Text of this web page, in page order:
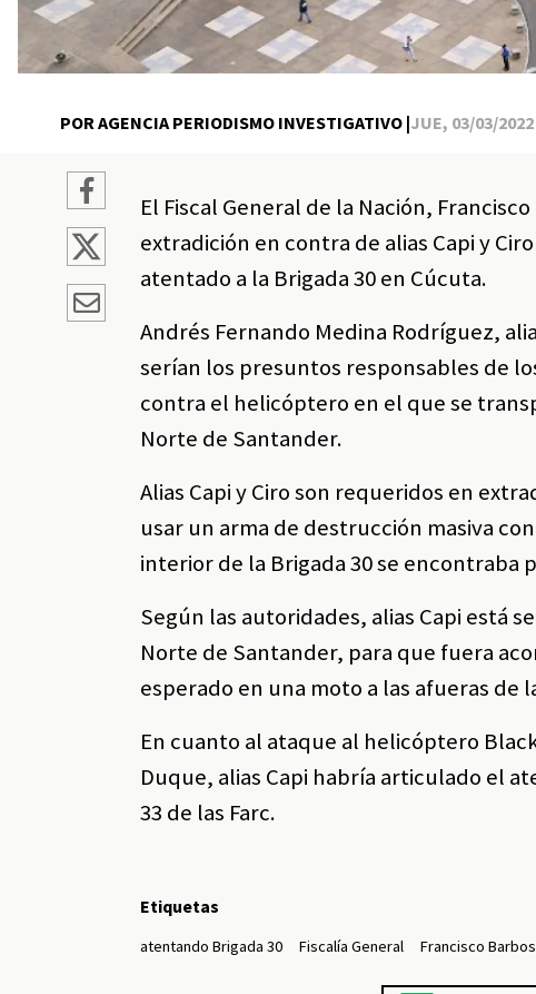
POR AGENCIA PERIODISMO INVESTIGATIVO |JUE, 03/03/
El Fiscal General de la Nación,
extradición en contra de alias Capi y
atentado a la Brigada 30 en Cúcuta.
Andrés Fernando Medina Rodríguez,
serían los presuntos responsables de
contra el helicóptero en el que se
Norte de Santander.
Alias Capi y Ciro son requeridos en
usar un arma de destrucción masiva
interior de la Brigada 30 se encontraba
Según las autoridades, alias Capi está
Norte de Santander, para que fuera
esperado en una moto a las afueras de
En cuanto al ataque al helicóptero
Duque, alias Capi habría articulado el
33 de las Farc.
Etiquetas
atentando Brigada 30 Fiscalía General Francisco